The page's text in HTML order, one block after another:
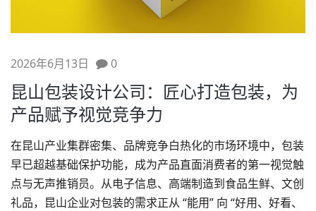
2026年6月13日 0
昆山包装设计公司：匠心打造包装，为
产品赋予视觉竞争力
在昆山产业集群密集、品牌竞争白热化的市场环境中，包装
早已超越基础保护功能，成为产品直面消费者的第一视觉触
点与无声推销员。从电子信息、高端制造到食品生鲜、文创
礼品，昆山企业对包装的需求正从 “能用” 向 “好用、好看、